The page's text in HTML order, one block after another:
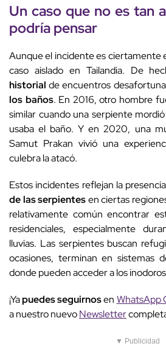
Un caso que no es tan
podría pensar
Aunque el incidente es ciertamente
caso aislado en Tailandia. De
historialde encuentros
los baños. En 2016, otro hombre
similar cuando una serpiente
usaba el baño. Y en 2020, una
Samut Prakan vivió una
culebra la atacó.
Estos incidentes reflejan la
de las serpientesen ciertas
relativamente común encontrar
residenciales, especialmente
lluvias. Las serpientes buscan
ocasiones, terminan en sistemas
donde pueden acceder a los
¡Yapuedes seguirnosen WhatsApp
a nuestro nuevoNewsletter
▼ Publicidad